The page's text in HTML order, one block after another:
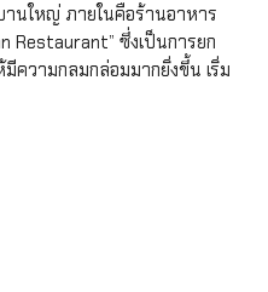
านใหญ่ ภายในคือร้านอาหาร
Restaurant” ซึ่งเป็นการยก
มีความกลมกล่อมมากยิ่งขึ้น เริ่ม